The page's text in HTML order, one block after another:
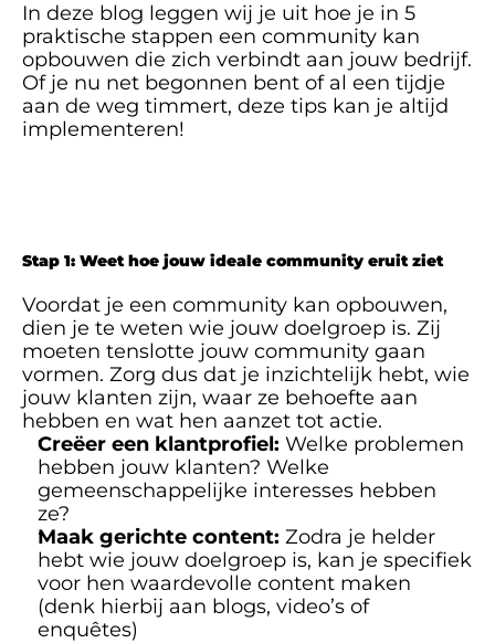
In deze blog leggen wij je uit hoe je in 5
praktische stappen een community kan
opbouwen die zich verbindt aan jouw bedrijf.
Of je nu net begonnen bent of al een tijdje
aan de weg timmert, deze tips kan je altijd
implementeren!
Stap 1: Weet hoe jouw ideale community eruit ziet
Voordat je een community kan opbouwen,
dien je te weten wie jouw doelgroep is. Zij
moeten tenslotte jouw community gaan
vormen. Zorg dus dat je inzichtelijk hebt, wie
jouw klanten zijn, waar ze behoefte aan
hebben en wat hen aanzet tot actie.
Creëer een klantprofiel: Welke problemen
hebben jouw klanten? Welke
gemeenschappelijke interesses hebben
ze?
Maak gerichte content: Zodra je helder
hebt wie jouw doelgroep is, kan je specifiek
voor hen waardevolle content maken
(denk hierbij aan blogs, video’s of
enquêtes)